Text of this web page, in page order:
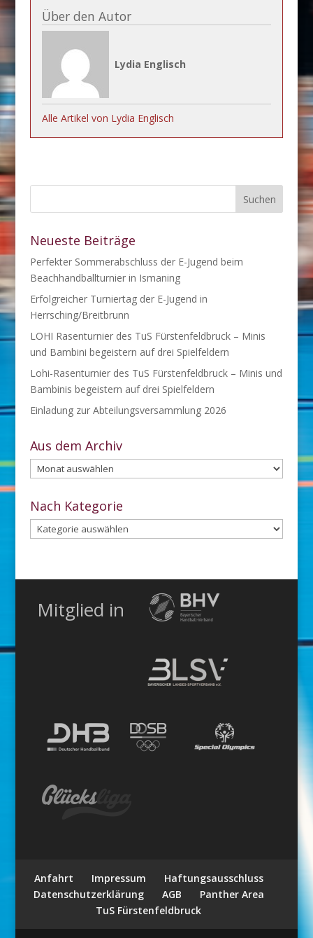
Über den Autor
Lydia Englisch
Alle Artikel von Lydia Englisch
Neueste Beiträge
Perfekter Sommerabschluss der E-Jugend beim
Beachhandballturnier in Ismaning
Erfolgreicher Turniertag der E-Jugend in
Herrsching/Breitbrunn
LOHI Rasenturnier des TuS Fürstenfeldbruck – Minis
und Bambini begeistern auf drei Spielfeldern
Lohi-Rasenturnier des TuS Fürstenfeldbruck – Minis und
Bambinis begeistern auf drei Spielfeldern
Einladung zur Abteilungsversammlung 2026
Aus dem Archiv
Aus
dem
Archiv
Nach Kategorie
Nach
Kategorie
Mitglied in
Anfahrt Impressum
Haftungsausschluss
Datenschutzerklärung
AGB
Panther Area
TuS Fürstenfeldbruck